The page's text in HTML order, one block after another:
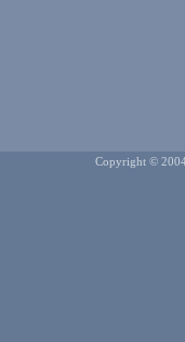
Copyright © 2004